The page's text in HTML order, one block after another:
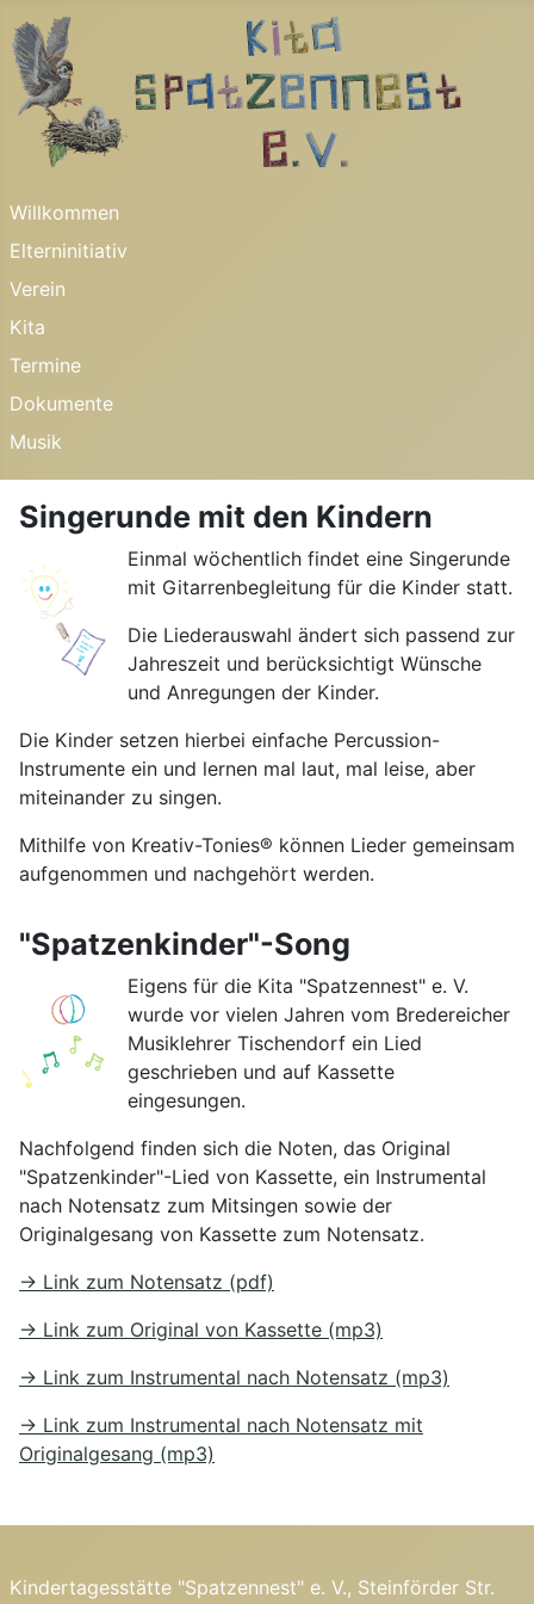
Willkommen
Elterninitiativ
Verein
Kita
Termine
Dokumente
Musik
Singerunde mit den Kindern
Einmal wöchentlich findet eine Singerunde
mit Gitarrenbegleitung für die Kinder statt.
Die Liederauswahl ändert sich passend zur
Jahreszeit und berücksichtigt Wünsche
und Anregungen der Kinder.
Die Kinder setzen hierbei einfache Percussion-
Instrumente ein und lernen mal laut, mal leise, aber
miteinander zu singen.
Mithilfe von Kreativ-Tonies® können Lieder gemeinsam
aufgenommen und nachgehört werden.
"Spatzenkinder"-Song
Eigens für die Kita "Spatzennest" e. V.
wurde vor vielen Jahren vom Bredereicher
Musiklehrer Tischendorf ein Lied
geschrieben und auf Kassette
eingesungen.
Nachfolgend finden sich die Noten, das Original
"Spatzenkinder"-Lied von Kassette, ein Instrumental
nach Notensatz zum Mitsingen sowie der
Originalgesang von Kassette zum Notensatz.
→ Link zum Notensatz (pdf)
→ Link zum Original von Kassette (mp3)
→ Link zum Instrumental nach Notensatz (mp3)
→ Link zum Instrumental nach Notensatz mit
Originalgesang (mp3)
Kindertagesstätte "Spatzennest" e. V., Steinförder Str.